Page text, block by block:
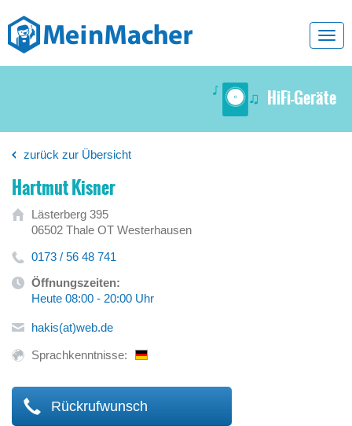
HiFi-Geräte
zurück zur Übersicht
Hartmut Kisner
Lästerberg 395
06502 Thale OT Westerhausen
0173 / 56 48 741
Öffnungszeiten:
Heute 08:00 - 20:00 Uhr
hakis(at)web.de
Sprachkenntnisse:
Rückrufwunsch